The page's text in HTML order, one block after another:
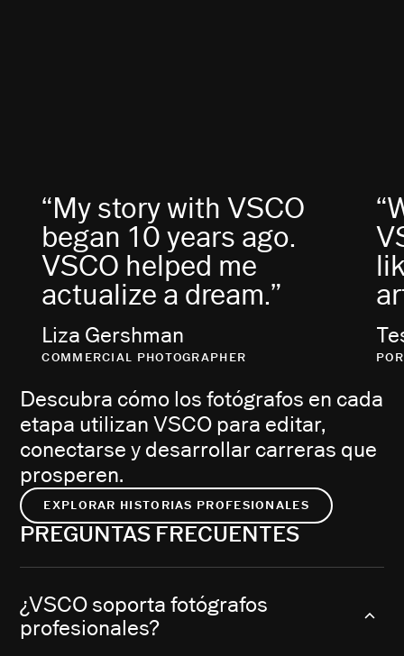
“My story with VSCO
began 10 years ago.
VSCO helped me
actualize a dream.”
Liza Gershman
COMMERCIAL PHOTOGRAPHER
Descubra cómo los fotógrafos en cada
etapa utilizan VSCO para editar,
conectarse y desarrollar carreras que
prosperen.
EXPLORAR HISTORIAS PROFESIONALES
PREGUNTAS FRECUENTES
¿VSCO soporta fotógrafos
profesionales?